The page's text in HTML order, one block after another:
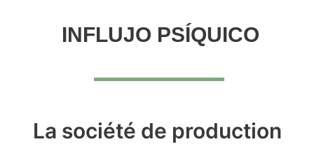
INFLUJO PSÍQUICO
La société de production